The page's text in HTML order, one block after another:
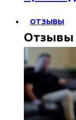
ОТЗЫВЫ
Отзывы